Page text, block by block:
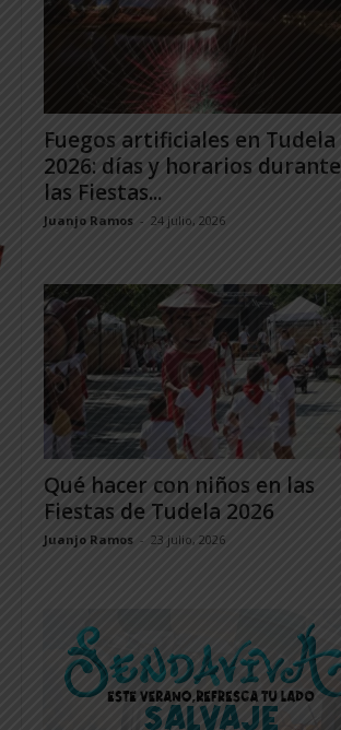
Fuegos artificiales en Tudela
2026: días y horarios durante
las Fiestas...
Juanjo Ramos - 24 julio, 2026
Qué hacer con niños en las
Fiestas de Tudela 2026
Juanjo Ramos - 23 julio, 2026